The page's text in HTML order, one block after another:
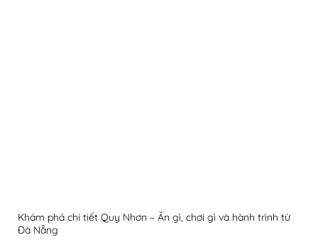
Khám phá chi tiết Quy Nhơn – Ăn gì, chơi gì và hành trình từ
Đà Nẵng